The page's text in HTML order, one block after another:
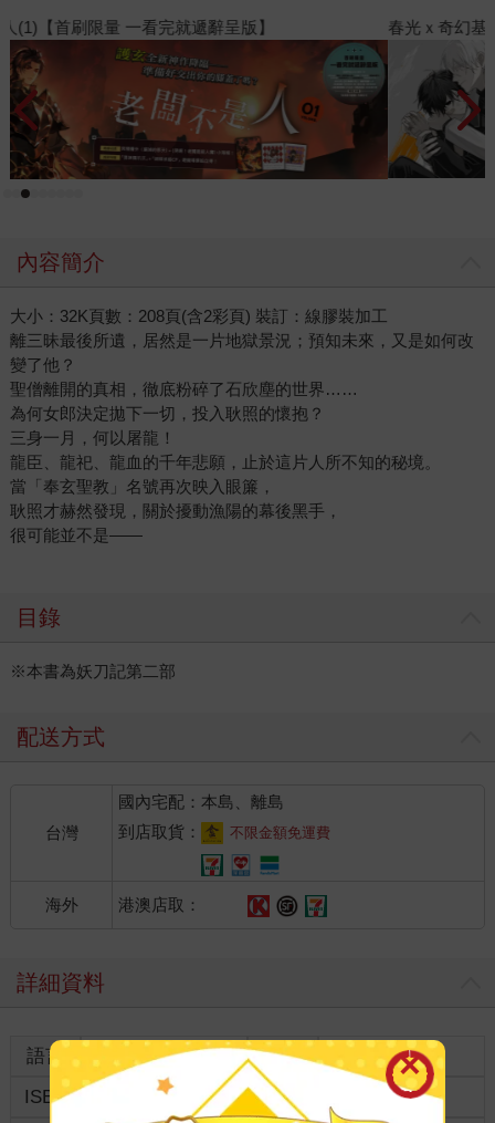
春光ｘ奇幻基地｜全書系展
內容簡介
大小：32K頁數：208頁(含2彩頁) 裝訂：線膠裝加工
離三昧最後所遺，居然是一片地獄景況；預知未來，又是如何改
變了他？
聖僧離開的真相，徹底粉碎了石欣塵的世界……
為何女郎決定拋下一切，投入耿照的懷抱？
三身一月，何以屠龍！
龍臣、龍祀、龍血的千年悲願，止於這片人所不知的秘境。
當「奉玄聖教」名號再次映入眼簾，
耿照才赫然發現，關於擾動漁陽的幕後黑手，
很可能並不是——
目錄
※本書為妖刀記第二部
配送方式
台灣
國內宅配：本島、離島
到店取貨：
不限金額免運費
海外 港澳店取：
詳細資料
語言 中文繁體 裝訂
紙本平裝
ISBN
9786269256976 分級